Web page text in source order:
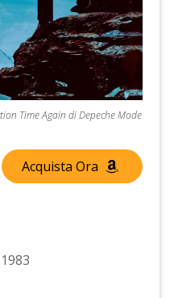
Time Again di Depeche Mode
Acquista Ora